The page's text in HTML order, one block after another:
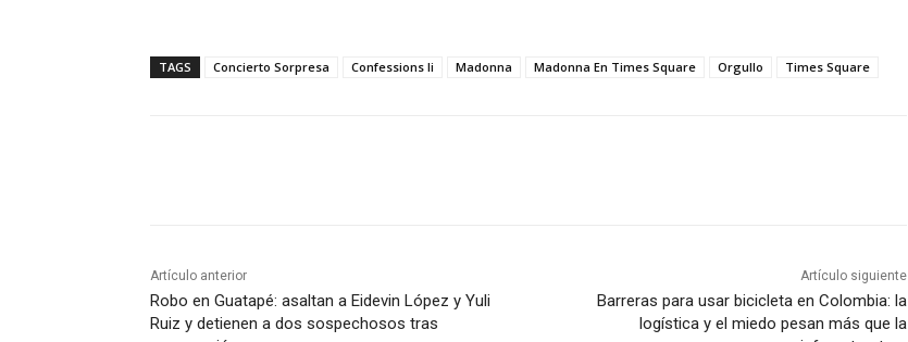
TAGS Concierto Sorpresa Confessions Ii Madonna Madonna En Times Square Orgullo Times Square
Artículo anterior
Robo en Guatapé: asaltan a Eidevin López y Yuli
Ruiz y detienen a dos sospechosos tras
Artículo siguiente
Barreras para usar bicicleta en Colombia: la
logística y el miedo pesan más que la